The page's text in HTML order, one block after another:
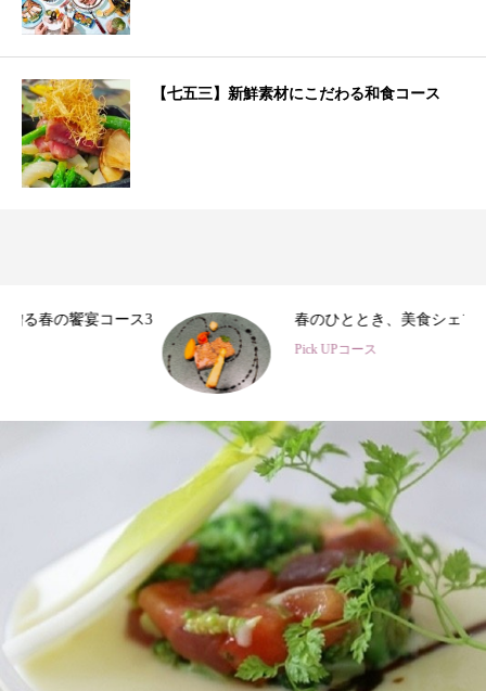
【七五三】新鮮素材にこだわる和食コース
春のひととき、美食シェフ3名の特別コース
Pick UPコース